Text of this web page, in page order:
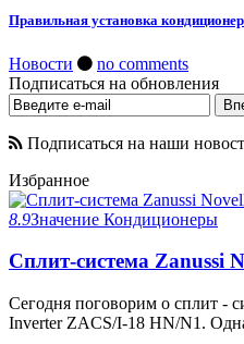
Правильная установка
Новости
no comments
Подписаться на обновления
Подписаться на наши
Избранное
8.9Значение Кондиционеры
Сплит-система Zanussi
Сегодня поговорим о сплит -
Inverter ZACS/I-18 HN/N1.